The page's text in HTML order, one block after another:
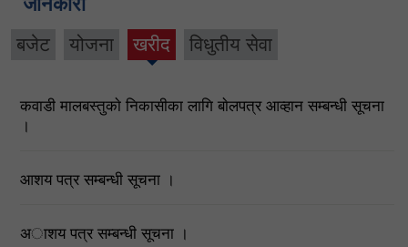
बजेट योजना खरीद
(active
विधुतीय सेवा
कवाडी मालबस्तुकाे निकासीका लागि बाेलपत्र आव्हान सम्बन्धी सूचना
।
आशय पत्र सम्बन्धी सूचना ।
अाशय पत्र सम्बन्धी सूचना ।